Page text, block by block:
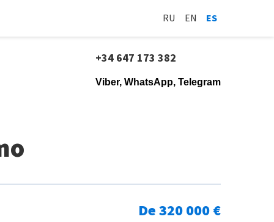
RU EN ES
+34 647 173 382
Viber, WhatsApp, Telegram
De 320 000 €